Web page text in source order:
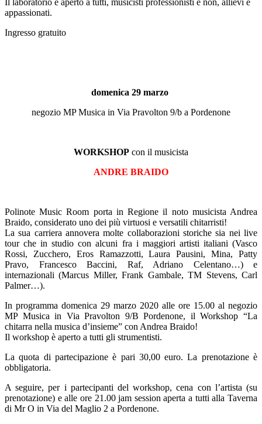
Il laboratorio è aperto a tutti, musicisti professionisti e non, allievi e
appassionati.
Ingresso gratuito
domenica 29 marzo
negozio MP Musica in Via Pravolton 9/b a Pordenone
WORKSHOP con il musicista
ANDRE BRAIDO
Polinote Music Room porta in Regione il noto musicista Andrea
Braido, considerato uno dei più virtuosi e versatili chitarristi!
La sua carriera annovera molte collaborazioni storiche sia nei live
tour che in studio con alcuni fra i maggiori artisti italiani (Vasco
Rossi, Zucchero, Eros Ramazzotti, Laura Pausini, Mina, Patty
Pravo, Francesco Baccini, Raf, Adriano Celentano…) e
internazionali (Marcus Miller, Frank Gambale, TM Stevens, Carl
Palmer…).
In programma domenica 29 marzo 2020 alle ore 15.00 al negozio
MP Musica in Via Pravolton 9/B Pordenone, il Workshop “La
chitarra nella musica d’insieme” con Andrea Braido!
Il workshop è aperto a tutti gli strumentisti.
La quota di partecipazione è pari 30,00 euro. La prenotazione è
obbligatoria.
A seguire, per i partecipanti del workshop, cena con l’artista (su
prenotazione) e alle ore 21.00 jam session aperta a tutti alla Taverna
di Mr O in Via del Maglio 2 a Pordenone.